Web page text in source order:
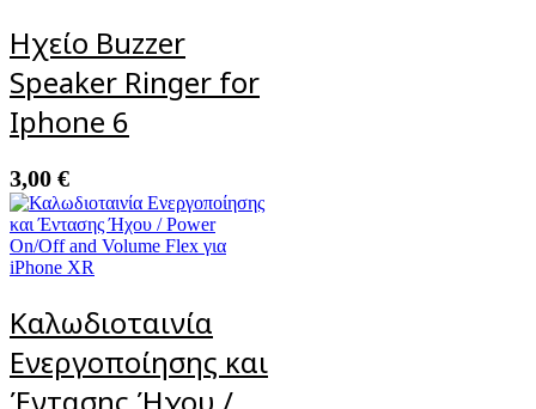
Ηχείο Buzzer
Speaker Ringer for
Iphone 6
3,00 €
Καλωδιοταινία
Ενεργοποίησης και
Έντασης Ήχου /